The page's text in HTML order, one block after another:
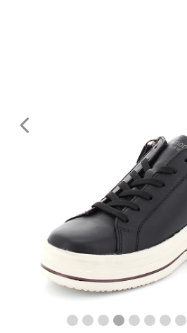
Предыдущий